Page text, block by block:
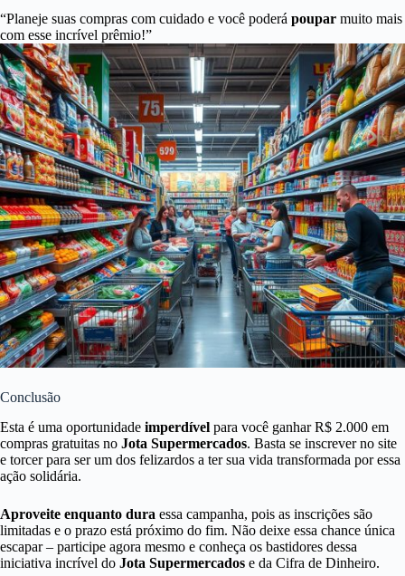
“Planeje suas compras com cuidado e você poderá poupar muito mais
com esse incrível prêmio!”
Conclusão
Esta é uma oportunidade imperdível para você ganhar R$ 2.000 em
compras gratuitas no Jota Supermercados. Basta se inscrever no site
e torcer para ser um dos felizardos a ter sua vida transformada por essa
ação solidária.
Aproveite enquanto dura essa campanha, pois as inscrições são
limitadas e o prazo está próximo do fim. Não deixe essa chance única
escapar – participe agora mesmo e conheça os bastidores dessa
iniciativa incrível do Jota Supermercados e da Cifra de Dinheiro.